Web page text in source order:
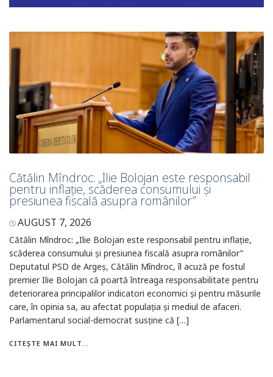
Cătălin Mîndroc: „Ilie Bolojan este responsabil
pentru inflație, scăderea consumului și
presiunea fiscală asupra românilor”
AUGUST 7, 2026
Cătălin Mîndroc: „Ilie Bolojan este responsabil pentru inflație,
scăderea consumului și presiunea fiscală asupra românilor”
Deputatul PSD de Argeș, Cătălin Mîndroc, îl acuză pe fostul
premier Ilie Bolojan că poartă întreaga responsabilitate pentru
deteriorarea principalilor indicatori economici și pentru măsurile
care, în opinia sa, au afectat populația și mediul de afaceri.
Parlamentarul social-democrat susține că […]
CITEȘTE MAI MULT...